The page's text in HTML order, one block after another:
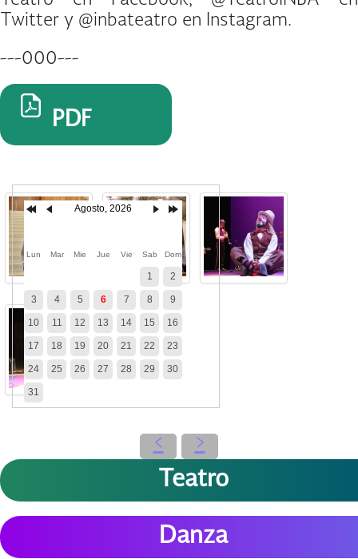
Twitter y @inbateatro en Instagram.
---000---
PDF
‹ ›
Agosto, 2026
Lun Mar Mie Jue Vie Sab Dom
1 2
3 4 5 6 7 8 9
10 11 12 13 14 15 16
17 18 19 20 21 22 23
24 25 26 27 28 29 30
31
Teatro
Danza